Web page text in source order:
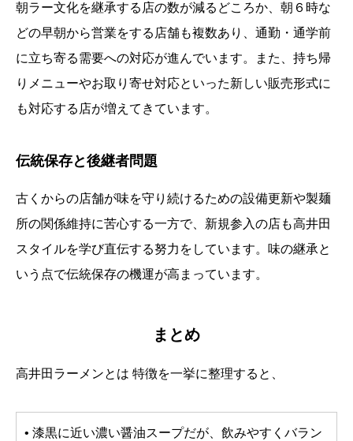
朝ラー文化を継承する店の数が減るどころか、朝６時な
どの早朝から営業をする店舗も複数あり、通勤・通学前
に立ち寄る需要への対応が進んでいます。また、持ち帰
りメニューやお取り寄せ対応といった新しい販売形式に
も対応する店が増えてきています。
伝統保存と後継者問題
古くからの店舗が味を守り続けるための設備更新や製麺
所の関係維持に苦心する一方で、新規参入の店も高井田
スタイルを学び直伝する努力をしています。味の継承と
いう点で伝統保存の機運が高まっています。
まとめ
高井田ラーメンとは 特徴を一挙に整理すると、
• 漆黒に近い濃い醤油スープだが、飲みやすくバラン